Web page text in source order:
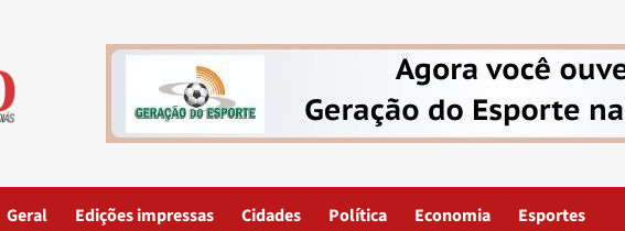
Geral Edições impressas Cidades Política Economia Esportes